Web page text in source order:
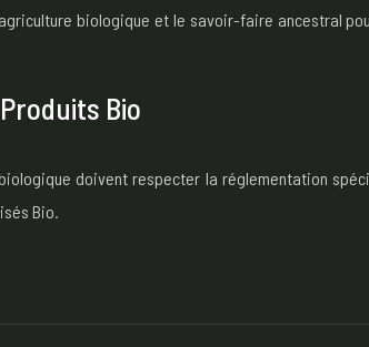
biologique et le savoir-faire ancestral
Bio
doivent respecter la réglementation
Bio.